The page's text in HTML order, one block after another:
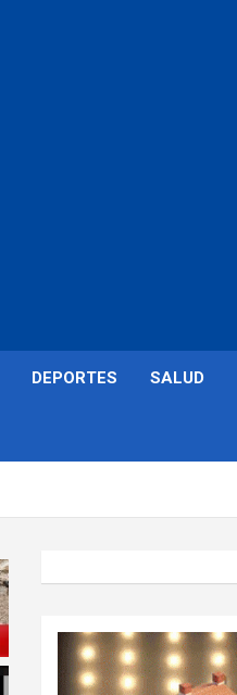
DEPORTES SALUD